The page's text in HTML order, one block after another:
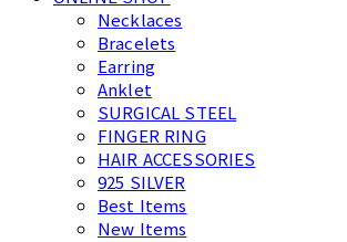
Necklaces
Bracelets
Earring
Anklet
SURGICAL STEEL
FINGER RING
HAIR ACCESSORIES
925 SILVER
Best Items
New Items